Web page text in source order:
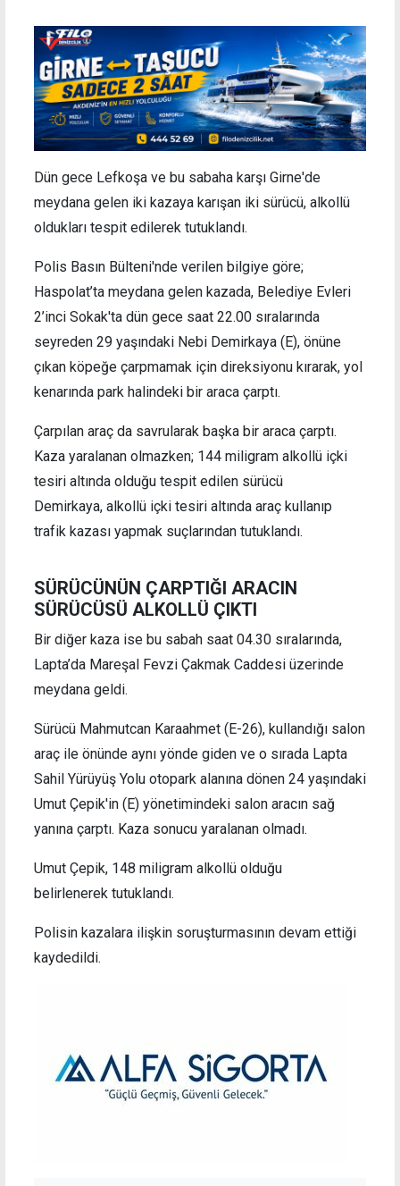
Dün gece Lefkoşa ve bu sabaha karşı Girne'de
meydana gelen iki kazaya karışan iki sürücü, alkollü
oldukları tespit edilerek tutuklandı.
Polis Basın Bülteni'nde verilen bilgiye göre;
Haspolat’ta meydana gelen kazada, Belediye Evleri
2’inci Sokak'ta dün gece saat 22.00 sıralarında
seyreden 29 yaşındaki Nebi Demirkaya (E), önüne
çıkan köpeğe çarpmamak için direksiyonu kırarak, yol
kenarında park halindeki bir araca çarptı.
Çarpılan araç da savrularak başka bir araca çarptı.
Kaza yaralanan olmazken; 144 miligram alkollü içki
tesiri altında olduğu tespit edilen sürücü
Demirkaya, alkollü içki tesiri altında araç kullanıp
trafik kazası yapmak suçlarından tutuklandı.
SÜRÜCÜNÜN ÇARPTIĞI ARACIN
SÜRÜCÜSÜ ALKOLLÜ ÇIKTI
Bir diğer kaza ise bu sabah saat 04.30 sıralarında,
Lapta’da Mareşal Fevzi Çakmak Caddesi üzerinde
meydana geldi.
Sürücü Mahmutcan Karaahmet (E-26), kullandığı salon
araç ile önünde aynı yönde giden ve o sırada Lapta
Sahil Yürüyüş Yolu otopark alanına dönen 24 yaşındaki
Umut Çepik'in (E) yönetimindeki salon aracın sağ
yanına çarptı. Kaza sonucu yaralanan olmadı.
Umut Çepik, 148 miligram alkollü olduğu
belirlenerek tutuklandı.
Polisin kazalara ilişkin soruşturmasının devam ettiği
kaydedildi.